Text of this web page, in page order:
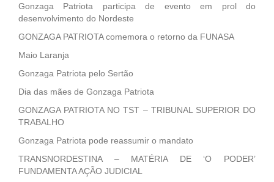
Gonzaga Patriota participa de evento em prol do
desenvolvimento do Nordeste
GONZAGA PATRIOTA comemora o retorno da FUNASA
Maio Laranja
Gonzaga Patriota pelo Sertão
Dia das mães de Gonzaga Patriota
GONZAGA PATRIOTA NO TST – TRIBUNAL SUPERIOR DO
TRABALHO
Gonzaga Patriota pode reassumir o mandato
TRANSNORDESTINA – MATÉRIA DE ‘O PODER’
FUNDAMENTA AÇÃO JUDICIAL